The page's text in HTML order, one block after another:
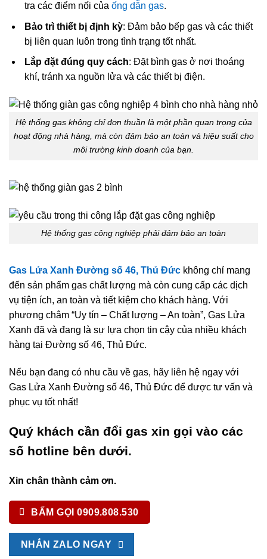
tra các điểm nối của ống dẫn gas.
Bảo trì thiết bị định kỳ: Đảm bảo bếp gas và các thiết
bị liên quan luôn trong tình trạng tốt nhất.
Lắp đặt đúng quy cách: Đặt bình gas ở nơi thoáng
khí, tránh xa nguồn lửa và các thiết bị điện.
Hệ thống gas không chỉ đơn thuần là một phần quan trọng của
hoạt động nhà hàng, mà còn đảm bảo an toàn và hiệu suất cho
môi trường kinh doanh của bạn.
Hệ thống gas công nghiệp phải đảm bảo an toàn
Gas Lửa Xanh Đường số 46, Thủ Đức không chỉ mang
đến sản phẩm gas chất lượng mà còn cung cấp các dịch
vụ tiện ích, an toàn và tiết kiệm cho khách hàng. Với
phương châm “Uy tín – Chất lượng – An toàn”, Gas Lửa
Xanh đã và đang là sự lựa chọn tin cậy của nhiều khách
hàng tại Đường số 46, Thủ Đức.
Nếu bạn đang có nhu cầu về gas, hãy liên hệ ngay với
Gas Lửa Xanh Đường số 46, Thủ Đức để được tư vấn và
phục vụ tốt nhất!
Quý khách cần đổi gas xin gọi vào các
số hotline bên dưới.
Xin chân thành cảm ơn.
BẤM GỌI 0909.808.530
NHẮN ZALO NGAY